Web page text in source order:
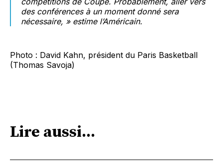
des conférences à un moment donné sera
nécessaire, » estime l’Américain.
Photo : David Kahn, président du Paris Basketball
(Thomas Savoja)
Lire aussi...